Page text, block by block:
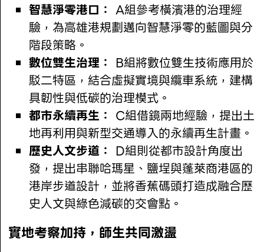
智慧淨零港口： A組參考橫濱港的治理經
驗，為高雄港規劃邁向智慧淨零的藍圖與分
階段策略。
數位雙生治理： B組將數位雙生技術應用於
駁二特區，結合虛擬實境與纜車系統，建構
具韌性與低碳的治理模式。
都市永續再生： C組借鏡兩地經驗，提出土
地再利用與新型交通導入的永續再生計畫。
歷史人文步道： D組則從都市設計角度出
發，提出串聯哈瑪星、鹽埕與蓬萊商港區的
港岸步道設計，並將香蕉碼頭打造成融合歷
史人文與綠色減碳的交會點。
實地考察加持，師生共同激盪